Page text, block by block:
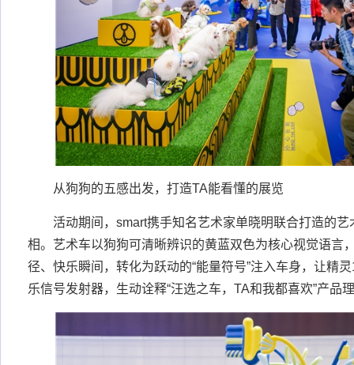
从狗狗的五感出发，打造TA能看懂的展览
活动期间，smart携手知名艺术家单晓明联合打造的
相。艺术车以狗狗可清晰辨识的黄蓝双色为核心视觉语言
径、快乐瞬间，转化为跃动的“能量符号”注入车身，让精
乐信号发射器，生动诠释“汪选之车，TA和我都喜欢”产品